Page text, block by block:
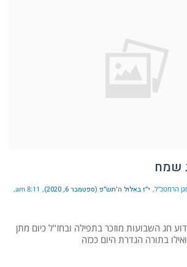
שמח
הרמטכ"ל י״ז באלול ה׳תש״פ (ספטמבר 6, 2020) 8:11 am
חג השבועות מוזכר בתפילה ובחז"ל כיום מתן
בתורה הגדרת היום ככזה